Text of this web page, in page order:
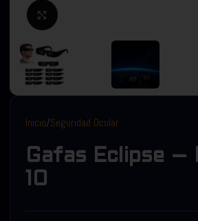
Click to enlarge
Inicio/Seguridad Ocular
Gafas Eclipse –
10